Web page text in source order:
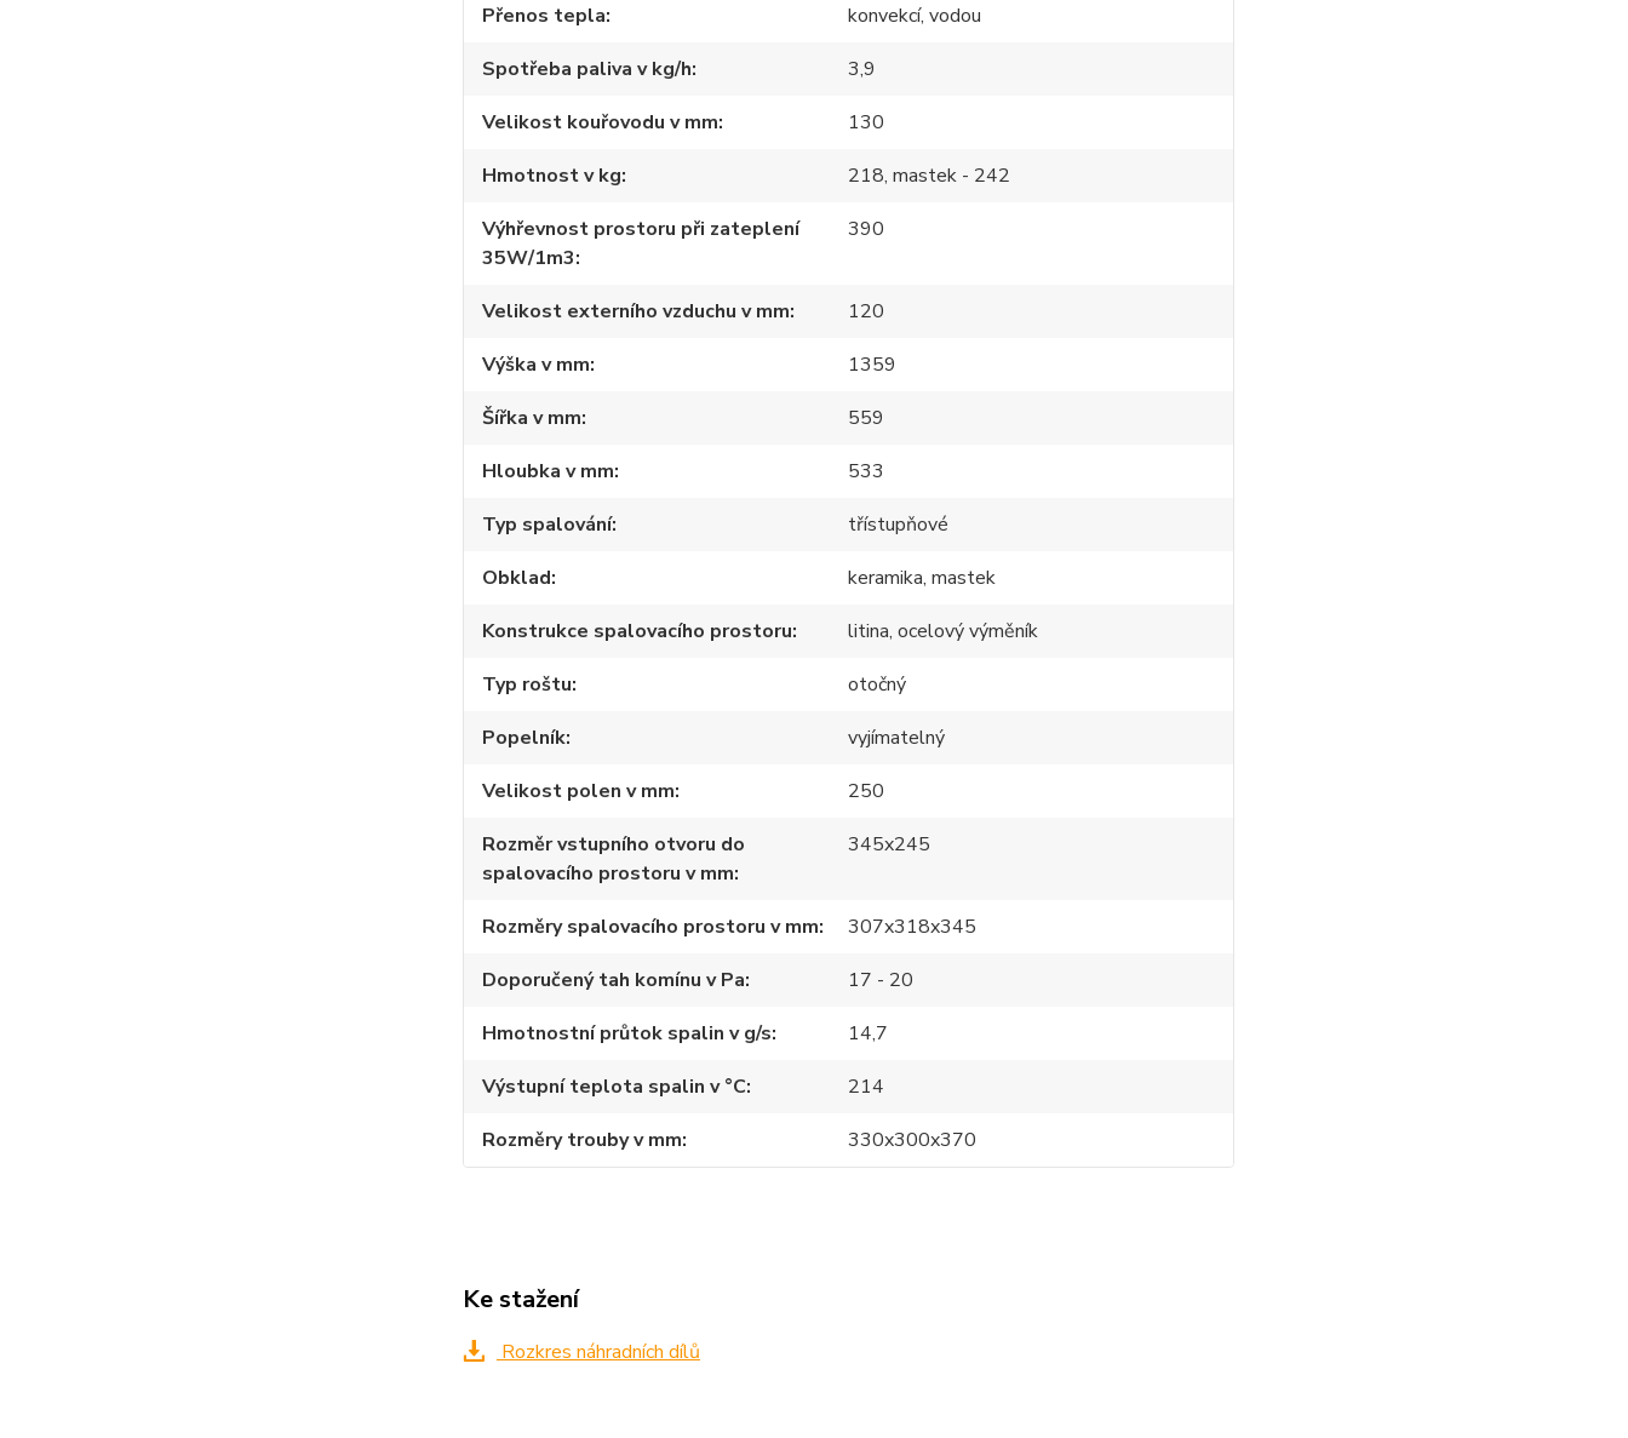
Přenos tepla
konvekcí, vodou
Spotřeba paliva v kg/h
3,9
Velikost kouřovodu v mm
130
Hmotnost v kg
218, mastek - 242
Výhřevnost prostoru při zateplení
35W/1m3
390
Velikost externího vzduchu v mm
120
Výška v mm
1359
Šířka v mm
559
Hloubka v mm
533
Typ spalování
třístupňové
Obklad
keramika, mastek
Konstrukce spalovacího prostoru
litina, ocelový výměník
Typ roštu
otočný
Popelník
vyjímatelný
Velikost polen v mm
250
Rozměr vstupního otvoru do
spalovacího prostoru v mm
345x245
Rozměry spalovacího prostoru v mm
307x318x345
Doporučený tah komínu v Pa
17 - 20
Hmotnostní průtok spalin v g/s
14,7
Výstupní teplota spalin v °C
214
Rozměry trouby v mm
330x300x370
Ke stažení
Rozkres náhradních dílů